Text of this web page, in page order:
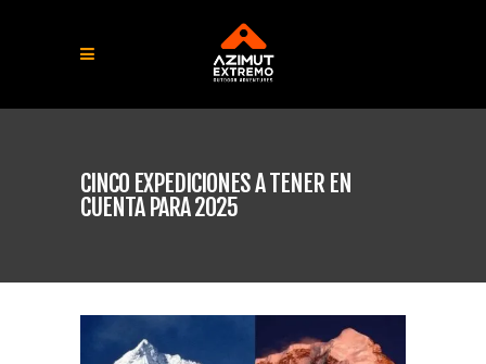
CINCO EXPEDICIONES A TENER EN
CUENTA PARA 2025